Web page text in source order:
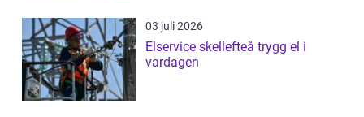
03 juli 2026
Elservice skellefteå trygg el i
vardagen